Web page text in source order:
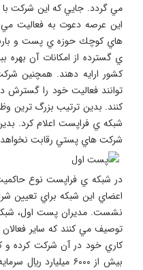
مي گردد. جايي كه اين شركت با
اين عرصه دعوت به فعاليت
هاي كوچك حوزه ي پست و
ي گسترده از امكانات آن
كشور ارايه دهند. همچنين
توانند فعاليت خود را گسترش
كنند. بدين ترتيب بزرگ ترين
شبكه ي فراپست اعلام كرد.
شركت هاي پستي رقابت نخواهد
در شبكه ي فراپست نوع
اعضاي اين شبكه براي تعيين
نشست. مديران پست اول،
توصيف مي كنند كه ساير
كاري خود در آن شركت كرده
بيش از ۶۰۰۰ ميليارد